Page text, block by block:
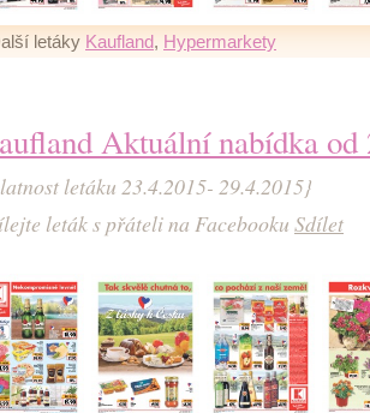
letáky Kaufland, Hypermarkety
Aktuální nabídka od
letáku 23.4.2015- 29.4.2015}
leták s přáteli na Facebooku Sdílet